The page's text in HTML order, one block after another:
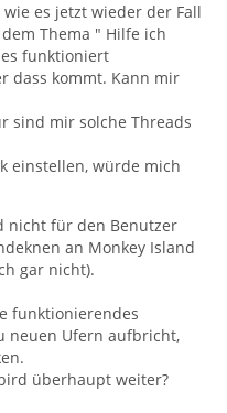
es jetzt wieder der Fall
Thema " Hilfe ich
funktioniert
dass kommt. Kann mir
sind mir solche Threads
einstellen, würde mich
nicht für den Benutzer
an Monkey Island
gar nicht).
funktionierendes
neuen Ufern aufbricht,
überhaupt weiter?